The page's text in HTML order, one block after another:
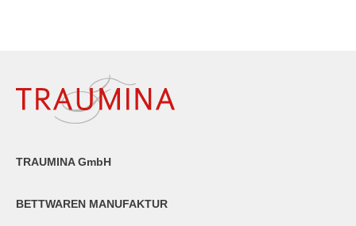
TRAUMINA GmbH
BETTWAREN MANUFAKTUR